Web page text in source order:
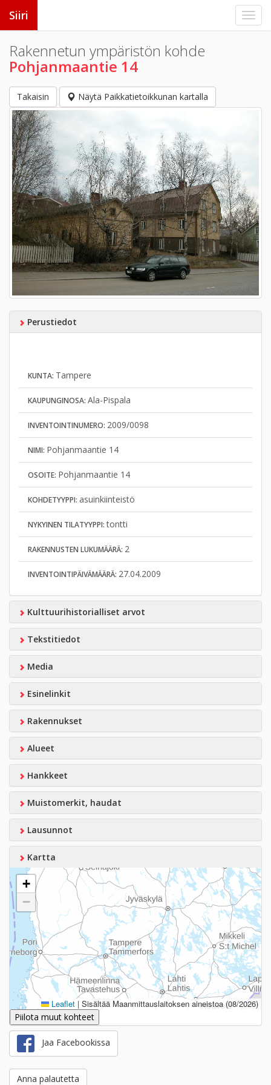
Siiri
Rakennetun ympäristön kohde
Pohjanmaantie 14
Takaisin Näytä Paikkatietoikkunan kartalla
Perustiedot
KUNTA: Tampere
KAUPUNGINOSA: Ala-Pispala
INVENTOINTINUMERO: 2009/0098
NIMI: Pohjanmaantie 14
OSOITE: Pohjanmaantie 14
KOHDETYYPPI: asuinkiinteistö
NYKYINEN TILATYYPPI:tontti
RAKENNUSTEN LUKUMÄÄRÄ: 2
INVENTOINTIPÄIVÄMÄÄRÄ: 27.04.2009
Kulttuurihistorialliset arvot
Tekstitiedot
Media
Esinelinkit
Rakennukset
Alueet
Hankkeet
Muistomerkit, haudat
Lausunnot
Kartta
+
−
Leaflet | Sisältää Maanmittauslaitoksen aineistoa (08/2026)
Piilota muut kohteet
Jaa Facebookissa
Anna palautetta